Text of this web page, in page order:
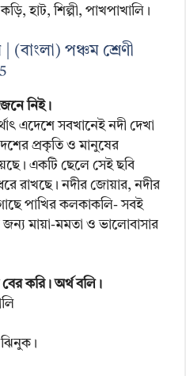
হাট, শিল্পী, পাখপাখালি।
| (বাংলা) পঞ্চম শ্রেণী
নিই।
এদেশে সবখানেই নদী দেখা
প্রকৃতি ও মানুষের
একটি ছেলে সেই ছবি
রাখছে। নদীর জোয়ার, নদীর
পাখির কলকাকলি- সবই
মায়া-মমতা ও ভালোবাসার
করি। অর্থ বলি।